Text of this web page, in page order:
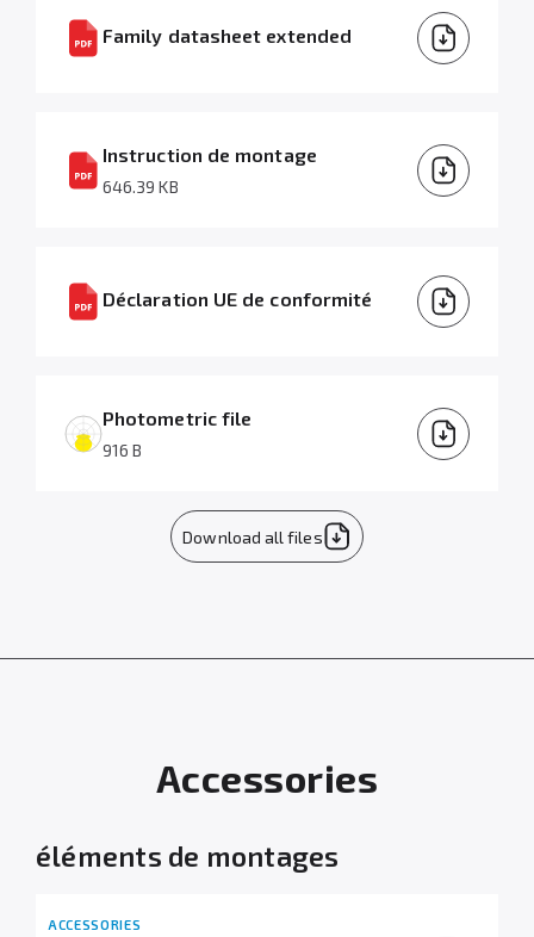
Family datasheet extended
Instruction de montage
646.39 KB
Déclaration UE de conformité
Photometric file
916 B
Download all files
Accessories
éléments de montages
ACCESSORIES